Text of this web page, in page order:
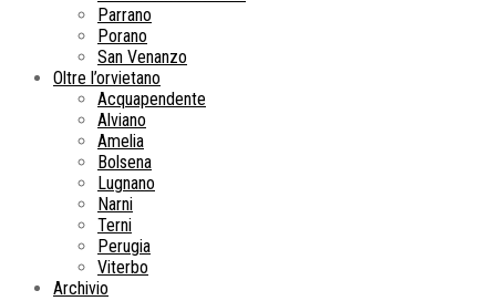
Parrano
Porano
San Venanzo
Oltre l’orvietano
Acquapendente
Alviano
Amelia
Bolsena
Lugnano
Narni
Terni
Perugia
Viterbo
Archivio